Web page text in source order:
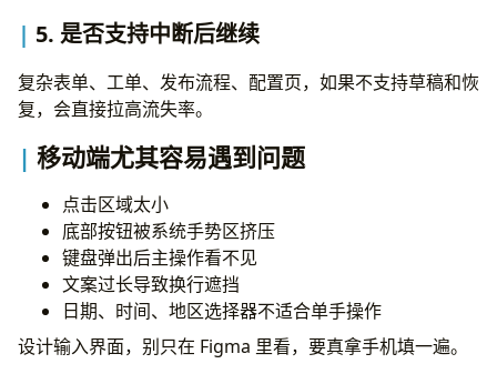
5. 是否支持中断后继续
复杂表单、工单、发布流程、配置页，如果不支持草稿和恢
复，会直接拉高流失率。
移动端尤其容易遇到问题
点击区域太小
底部按钮被系统手势区挤压
键盘弹出后主操作看不见
文案过长导致换行遮挡
日期、时间、地区选择器不适合单手操作
设计输入界面，别只在 Figma 里看，要真拿手机填一遍。